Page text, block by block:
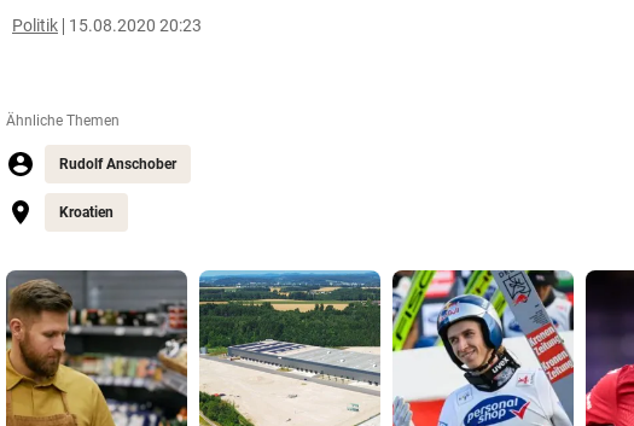
Politik 15.08.2020 20:23
Ähnliche Themen
Rudolf Anschober
Kroatien